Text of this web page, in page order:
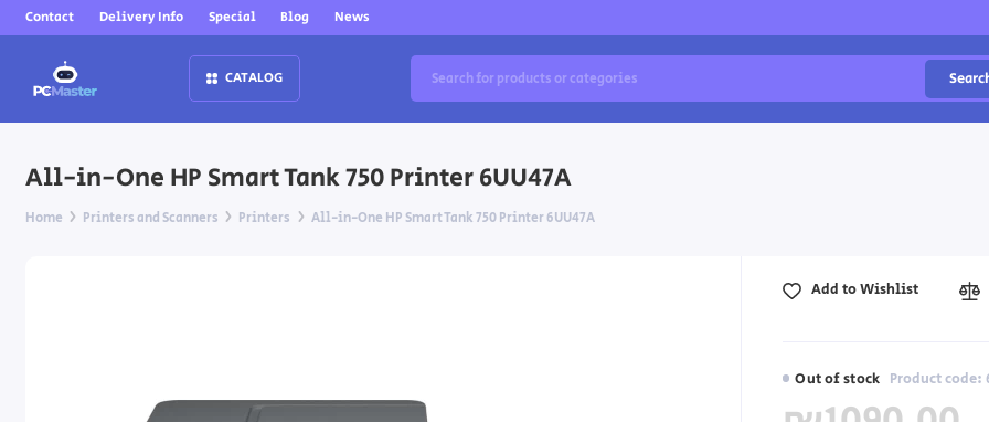
Contact Delivery Info Special Blog News
CATALOG
All-in-One HP Smart Tank 750 Printer 6UU47A
Home Printers and Scanners Printers All-in-One HP Smart Tank 750 Printer 6UU47A
Out of stock Product code:
Add to Wishlist